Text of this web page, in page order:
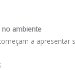
no ambiente
a apresentar